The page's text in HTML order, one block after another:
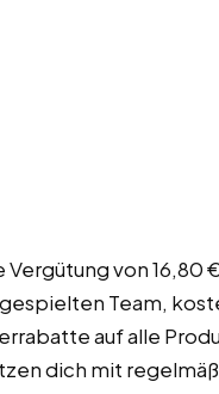
von
Team,
auf alle
dich mit